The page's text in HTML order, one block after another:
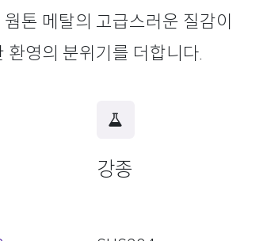
톤 메탈의 고급스러운 질감이
영의 분위기를 더합니다.
강종